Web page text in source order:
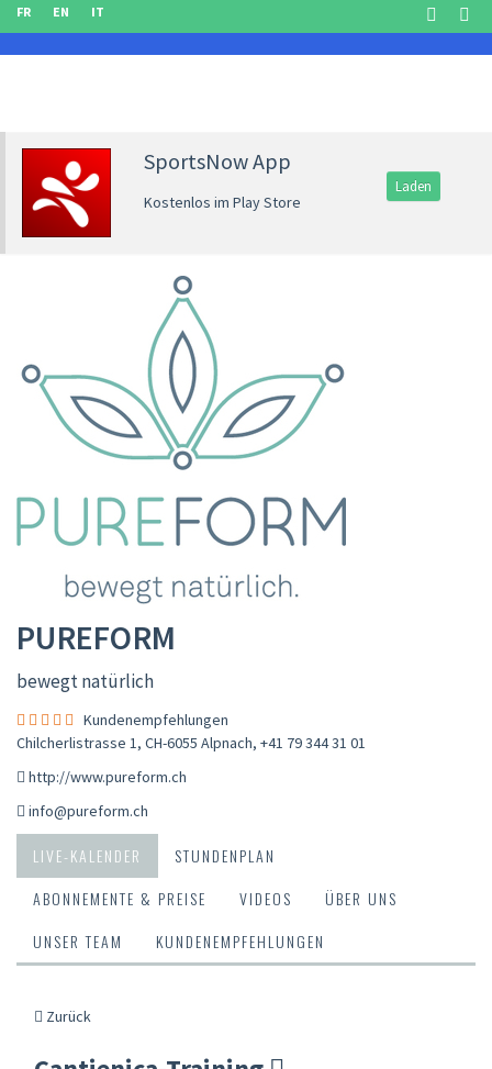
FR EN IT
SportsNow App
Kostenlos im Play Store
Laden
PUREFORM
bewegt natürlich
Kundenempfehlungen
Chilcherlistrasse 1, CH-6055 Alpnach, +41 79 344 31 01
http://www.pureform.ch
info@pureform.ch
LIVE-KALENDER
STUNDENPLAN
ABONNEMENTE & PREISE
VIDEOS
ÜBER UNS
UNSER TEAM
KUNDENEMPFEHLUNGEN
Zurück